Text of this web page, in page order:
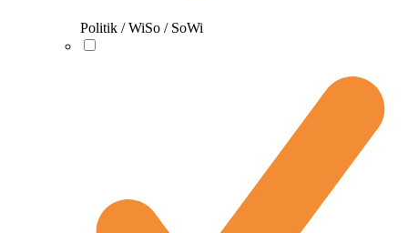
Politik / WiSo / SoWi